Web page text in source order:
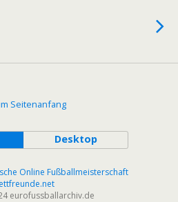
Seitenanfang
Desktop
Online Fußballmeisterschaft
eurofussballarchiv.de